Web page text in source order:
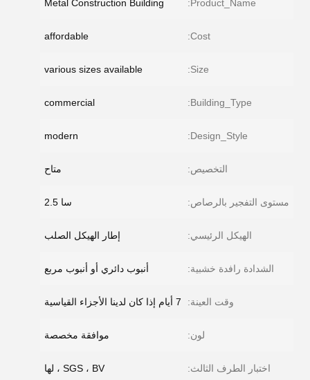
Product_Name:
Metal Construction Building
Cost:
affordable
Size:
various sizes available
Building_Type:
commercial
Design_Style:
modern
التخصيص: متاح
مستوى التفجير بالرصاص: سا 2.5
الهيكل الرئيسي: إطار الهيكل الصلب
الشدادة رافدة خشبية: أنبوب دائري أو أنبوب مربع
وقت العينة: 7 أيام إذا كان لدينا الأجزاء القياسية
لون: موافقة مخصصة
اختبار الطرف الثالث: SGS ، BV ، لها